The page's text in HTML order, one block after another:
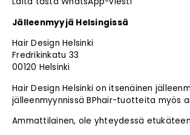
Jälleenmyyjä Helsingissä
Hair Design Helsinki
Fredrikinkatu 33
00120 Helsinki
Hair Design Helsinki on itsenäinen
jälleenmyynnissä BPhair-tuotteita myös
Ammattilainen, ole yhteydessä